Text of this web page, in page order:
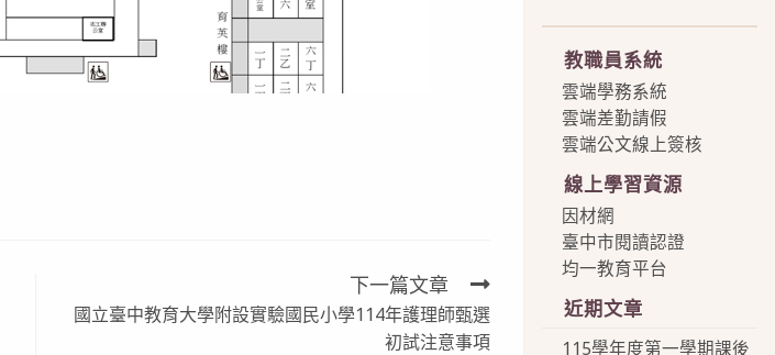
下一篇文章
國立臺中教育大學附設實驗國民小學114年護理師甄選
初試注意事項
教職員系統
雲端學務系統
雲端差勤請假
雲端公文線上簽核
線上學習資源
因材網
臺中市閱讀認證
均一教育平台
近期文章
115學年度第一學期課後